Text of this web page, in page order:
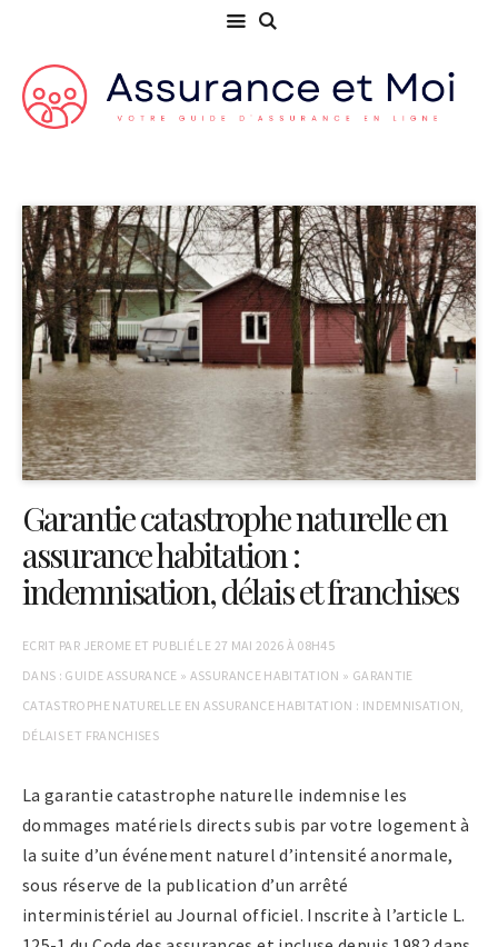
Garantie catastrophe naturelle en
assurance habitation :
indemnisation, délais et franchises
ECRIT PAR JEROME ET PUBLIÉ LE 27 MAI 2026 À 08H45
DANS : GUIDE ASSURANCE » ASSURANCE HABITATION » GARANTIE
CATASTROPHE NATURELLE EN ASSURANCE HABITATION : INDEMNISATION,
DÉLAIS ET FRANCHISES
La garantie catastrophe naturelle indemnise les
dommages matériels directs subis par votre logement à
la suite d’un événement naturel d’intensité anormale,
sous réserve de la publication d’un arrêté
interministériel au Journal officiel. Inscrite à l’article L.